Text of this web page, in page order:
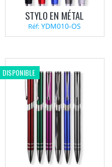
STYLO EN MÉTAL
Réf: YDM010-OS
DISPONIBLE